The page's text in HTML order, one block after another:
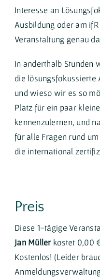
Interesse an
Ausbildung oder am
Veranstaltung genau
In anderthalb Stunden
die lösungsfokussierte
und wieso wir es so
Platz für ein paar
kennenzulernen, und
für alle Fragen rund
die international
Preis
Diese 1-tägige
Jan Müllerkostet 0,00
Kostenlos! (Leider